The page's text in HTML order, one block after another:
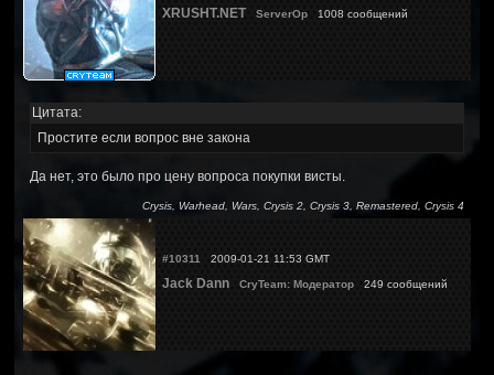
XRUSHT.NET ServerOp 1008 сообщений
Цитата:
Простите если вопрос вне закона
Да нет, это было про цену вопроса покупки висты.
Crysis, Warhead, Wars, Crysis 2, Crysis 3, Remastered, Crysis 4
#10311 2009-01-21 11:53 GMT
Jack Dann CryTeam: Модератор 249 сообщений